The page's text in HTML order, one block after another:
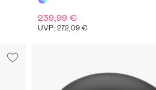
239,99 €
UVP: 272,09 €